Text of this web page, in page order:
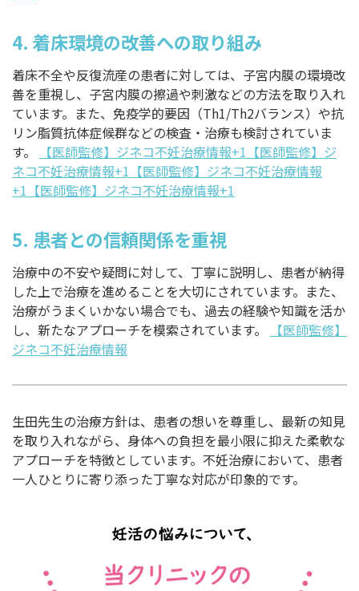
4. 着床環境の改善への取り組み
着床不全や反復流産の患者に対しては、子宮内膜の環境改
善を重視し、子宮内膜の擦過や刺激などの方法を取り入れ
ています。また、免疫学的要因（Th1/Th2バランス）や抗
リン脂質抗体症候群などの検査・治療も検討されていま
す。
【医師監修】ジネコ不妊治療情報+1【医師監修】ジ
ネコ不妊治療情報+1 【医師監修】ジネコ不妊治療情報
+1【医師監修】ジネコ不妊治療情報+1
5. 患者との信頼関係を重視
治療中の不安や疑問に対して、丁寧に説明し、患者が納得
した上で治療を進めることを大切にされています。また、
治療がうまくいかない場合でも、過去の経験や知識を活か
し、新たなアプローチを模索されています。
【医師監修】
ジネコ不妊治療情報
生田先生の治療方針は、患者の想いを尊重し、最新の知見
を取り入れながら、身体への負担を最小限に抑えた柔軟な
アプローチを特徴としています。不妊治療において、患者
一人ひとりに寄り添った丁寧な対応が印象的です。